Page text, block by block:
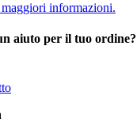
informazioni.
aiuto per il tuo